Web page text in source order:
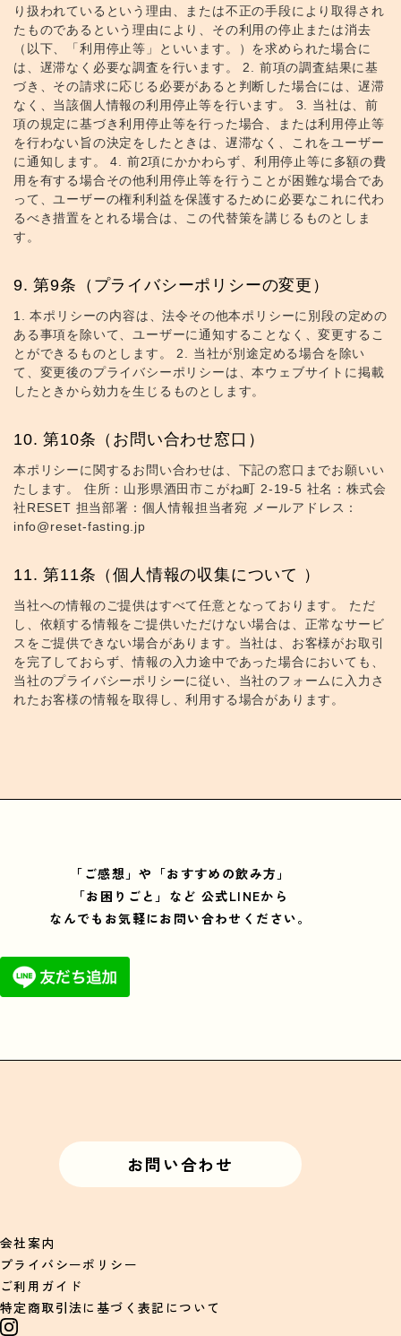
り扱われているという理由、または不正の手段により取得され
たものであるという理由により、その利用の停止または消去
（以下、「利用停止等」といいます。）を求められた場合に
は、遅滞なく必要な調査を行います。 2. 前項の調査結果に基
づき、その請求に応じる必要があると判断した場合には、遅滞
なく、当該個人情報の利用停止等を行います。 3. 当社は、前
項の規定に基づき利用停止等を行った場合、または利用停止等
を行わない旨の決定をしたときは、遅滞なく、これをユーザー
に通知します。 4. 前2項にかかわらず、利用停止等に多額の費
用を有する場合その他利用停止等を行うことが困難な場合であ
って、ユーザーの権利利益を保護するために必要なこれに代わ
るべき措置をとれる場合は、この代替策を講じるものとしま
す。
第9条（プライバシーポリシーの変更）
1. 本ポリシーの内容は、法令その他本ポリシーに別段の定めの
ある事項を除いて、ユーザーに通知することなく、変更するこ
とができるものとします。 2. 当社が別途定める場合を除い
て、変更後のプライバシーポリシーは、本ウェブサイトに掲載
したときから効力を生じるものとします。
第10条（お問い合わせ窓口）
本ポリシーに関するお問い合わせは、下記の窓口までお願いい
たします。 住所：山形県酒田市こがね町 2-19-5 社名：株式会
社RESET 担当部署：個人情報担当者宛 メールアドレス：
info@reset-fasting.jp
第11条（個人情報の収集について ）
当社への情報のご提供はすべて任意となっております。 ただ
し、依頼する情報をご提供いただけない場合は、正常なサービ
スをご提供できない場合があります。当社は、お客様がお取引
を完了しておらず、情報の入力途中であった場合においても、
当社のプライバシーポリシーに従い、当社のフォームに入力さ
れたお客様の情報を取得し、利用する場合があります。
「ご感想」や「おすすめの飲み方」
「お困りごと」など 公式LINEから
なんでもお気軽にお問い合わせください。
お問い合わせ
会社案内
プライバシーポリシー
ご利用ガイド
特定商取引法に基づく表記について